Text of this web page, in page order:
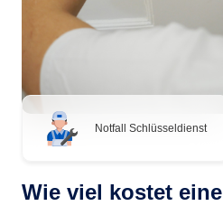
Notfall Schlüsseldienst
Wie viel kostet eine